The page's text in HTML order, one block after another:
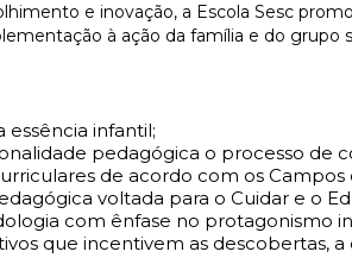
e inovação, a Escola Sesc p
à ação da família e do grupo
essência infantil;
pedagógica o processo de
de acordo com os
voltada para o Cuidar e o
com ênfase no protagonismo
que incentivem as descobertas, a